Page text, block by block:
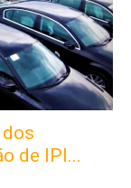
de IPI...
que você
nosso site.
cookies.